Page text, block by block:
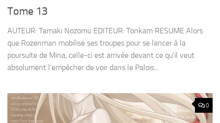
Tome 13
AUTEUR: Tamaki Nozomu EDITEUR: Tonkam RESUME Alors
que Rozenman mobilise ses troupes pour se lancer à la
poursuite de Mina, celle-ci est arrivée devant ce qu’il veut
absolument l’empêcher de voir dans le Palois...
0